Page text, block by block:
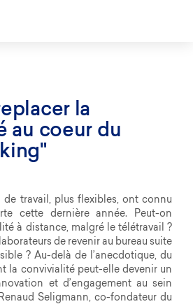
la
au coeur du
de travail, plus flexibles, ont connu
cette dernière année. Peut-on
à distance, malgré le télétravail ?
de revenir au bureau suite
? Au-delà de l’anecdotique, du
la convivialité peut-elle devenir un
et d’engagement au sein
Seligmann, co-fondateur du